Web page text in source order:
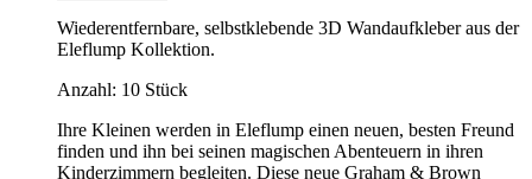
Wiederentfernbare, selbstklebende 3D Wandaufkleber aus der
Eleflump Kollektion.
Anzahl: 10 Stück
Ihre Kleinen werden in Eleflump einen neuen, besten Freund
finden und ihn bei seinen magischen Abenteuern in ihren
Kinderzimmern begleiten. Diese neue Graham & Brown